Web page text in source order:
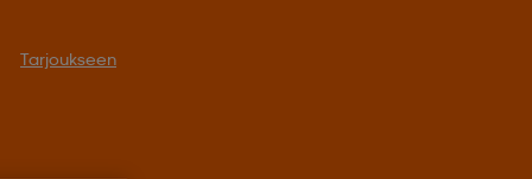
Tarjoukseen